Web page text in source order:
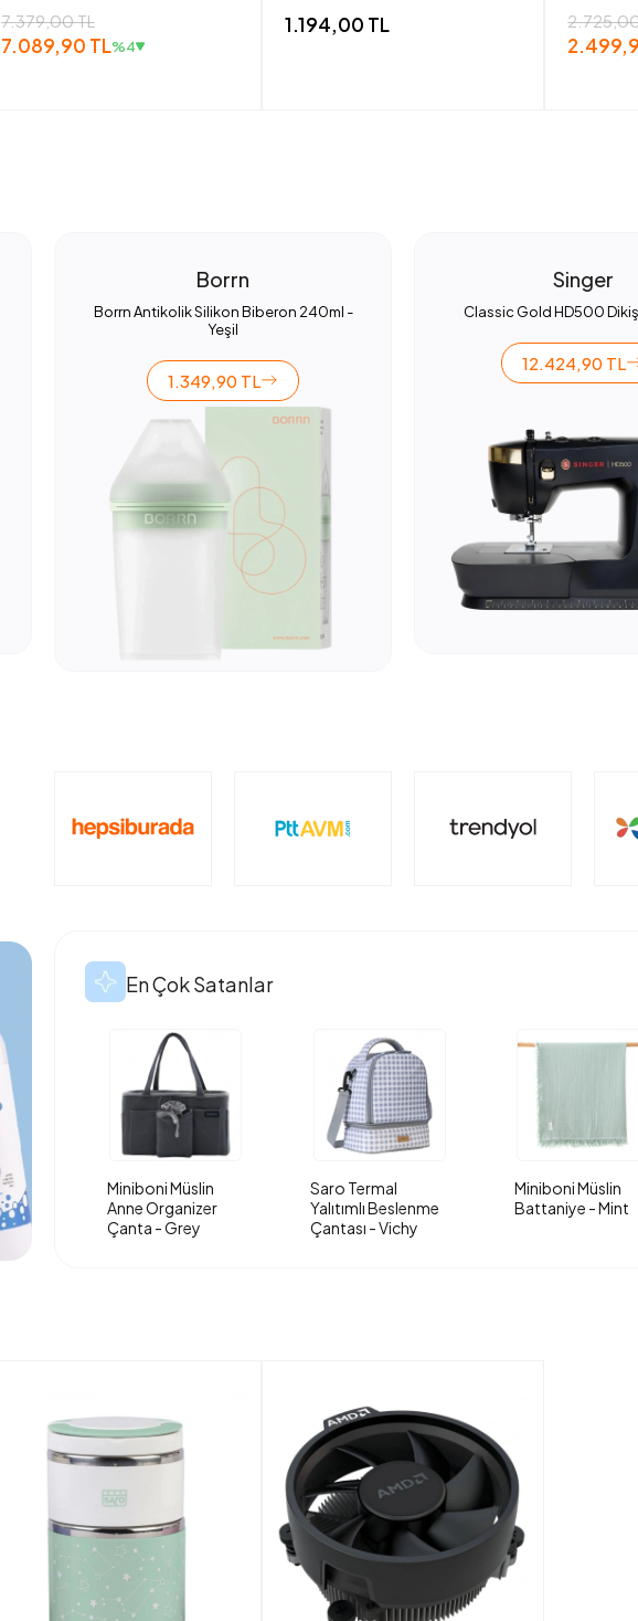
7.379,00 TL
7.089,90 TL%4
1.194,00 TL
Borrn
Borrn Antikolik Silikon Biberon 240ml -
Yeşil
1.349,90 TL
Singer
Classic Gold HD500
12.424,90 TL
En Çok Satanlar
Miniboni Müslin
Anne Organizer
Çanta - Grey
Saro Termal
Yalıtımlı Beslenme
Çantası - Vichy
Miniboni Müslin
Battaniye - Mint